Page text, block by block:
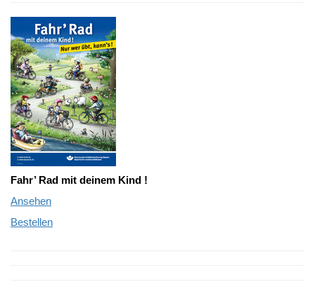
Fahr’ Rad mit deinem Kind !
Ansehen
Bestellen